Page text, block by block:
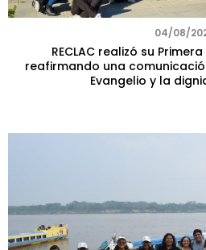
04/08/
RECLAC realizó su
reafirmando una
Evangelio y la